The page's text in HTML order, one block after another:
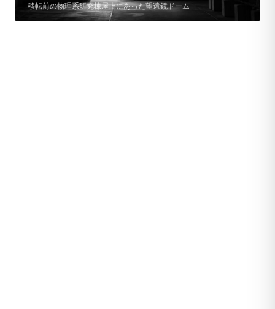
移転前の物理系研究棟屋上にあった望遠鏡ドーム